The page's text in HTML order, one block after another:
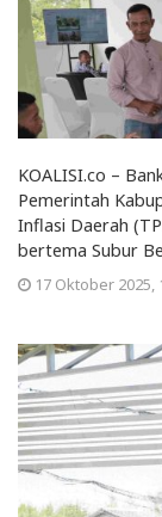
KOALISI.co –
Pemerintah
Inflasi Daerah
bertema Subur
17 Oktober 2025,